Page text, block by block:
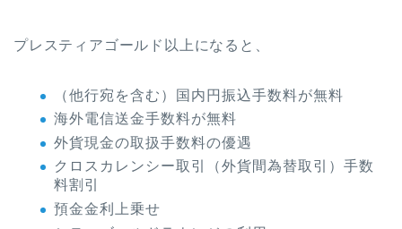
プレスティアゴールド以上になると、
（他行宛を含む）国内円振込手数料が無料
海外電信送金手数料が無料
外貨現金の取扱手数料の優遇
クロスカレンシー取引（外貨間為替取引）手数
料割引
預金金利上乗せ